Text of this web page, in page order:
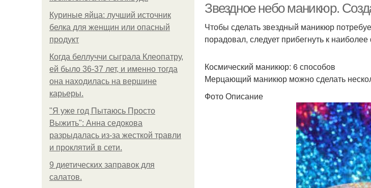
Куриные яйца: лучший источник
белка для женщин или опасный
продукт
Когда беллуччи сыграла Клеопатру,
ей было 36-37 лет, и именно тогда
она находилась на вершине
карьеры.
"Я уже год Пытаюсь Просто
Выжить": Анна седокова
разрыдалась из-за жесткой травли
и проклятий в сети.
9 диетических заправок для
салатов.
Звездное небо маникюр.
Чтобы сделать звездный маникюр
порадовал, следует прибегнуть к
Космический маникюр: 6 способов
Мерцающий маникюр можно сделать
Фото Описание